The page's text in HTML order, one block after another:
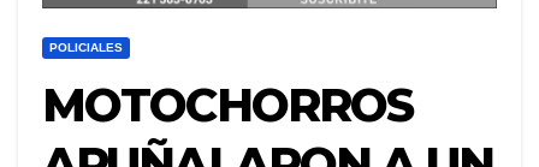
POLICIALES
MOTOCHORROS